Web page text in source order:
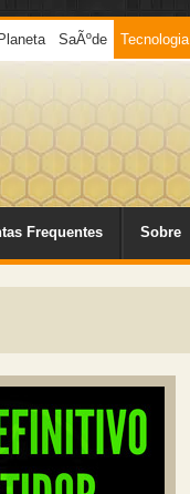
Planeta SaÃºde Tecnologia
Frequentes Sobre